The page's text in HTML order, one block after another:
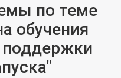
по теме
обучения
поддержки